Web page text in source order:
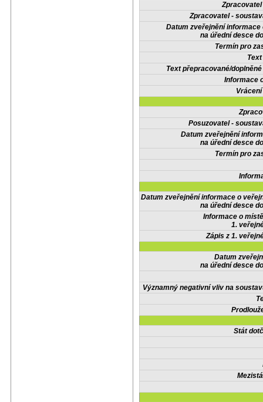
Zpracovatel -
Datum zveřejnění informace
na úřední desce
Termín pro
Text přepracované/
Informace
Posuzovatel -
Datum zveřejnění
na úřední desce
Termín pro
Datum zveřejnění informace o
na úřední desce
Informace o
1.
Zápis z 1.
Datum
na úřední desce
Významný negativní vliv na
Stát